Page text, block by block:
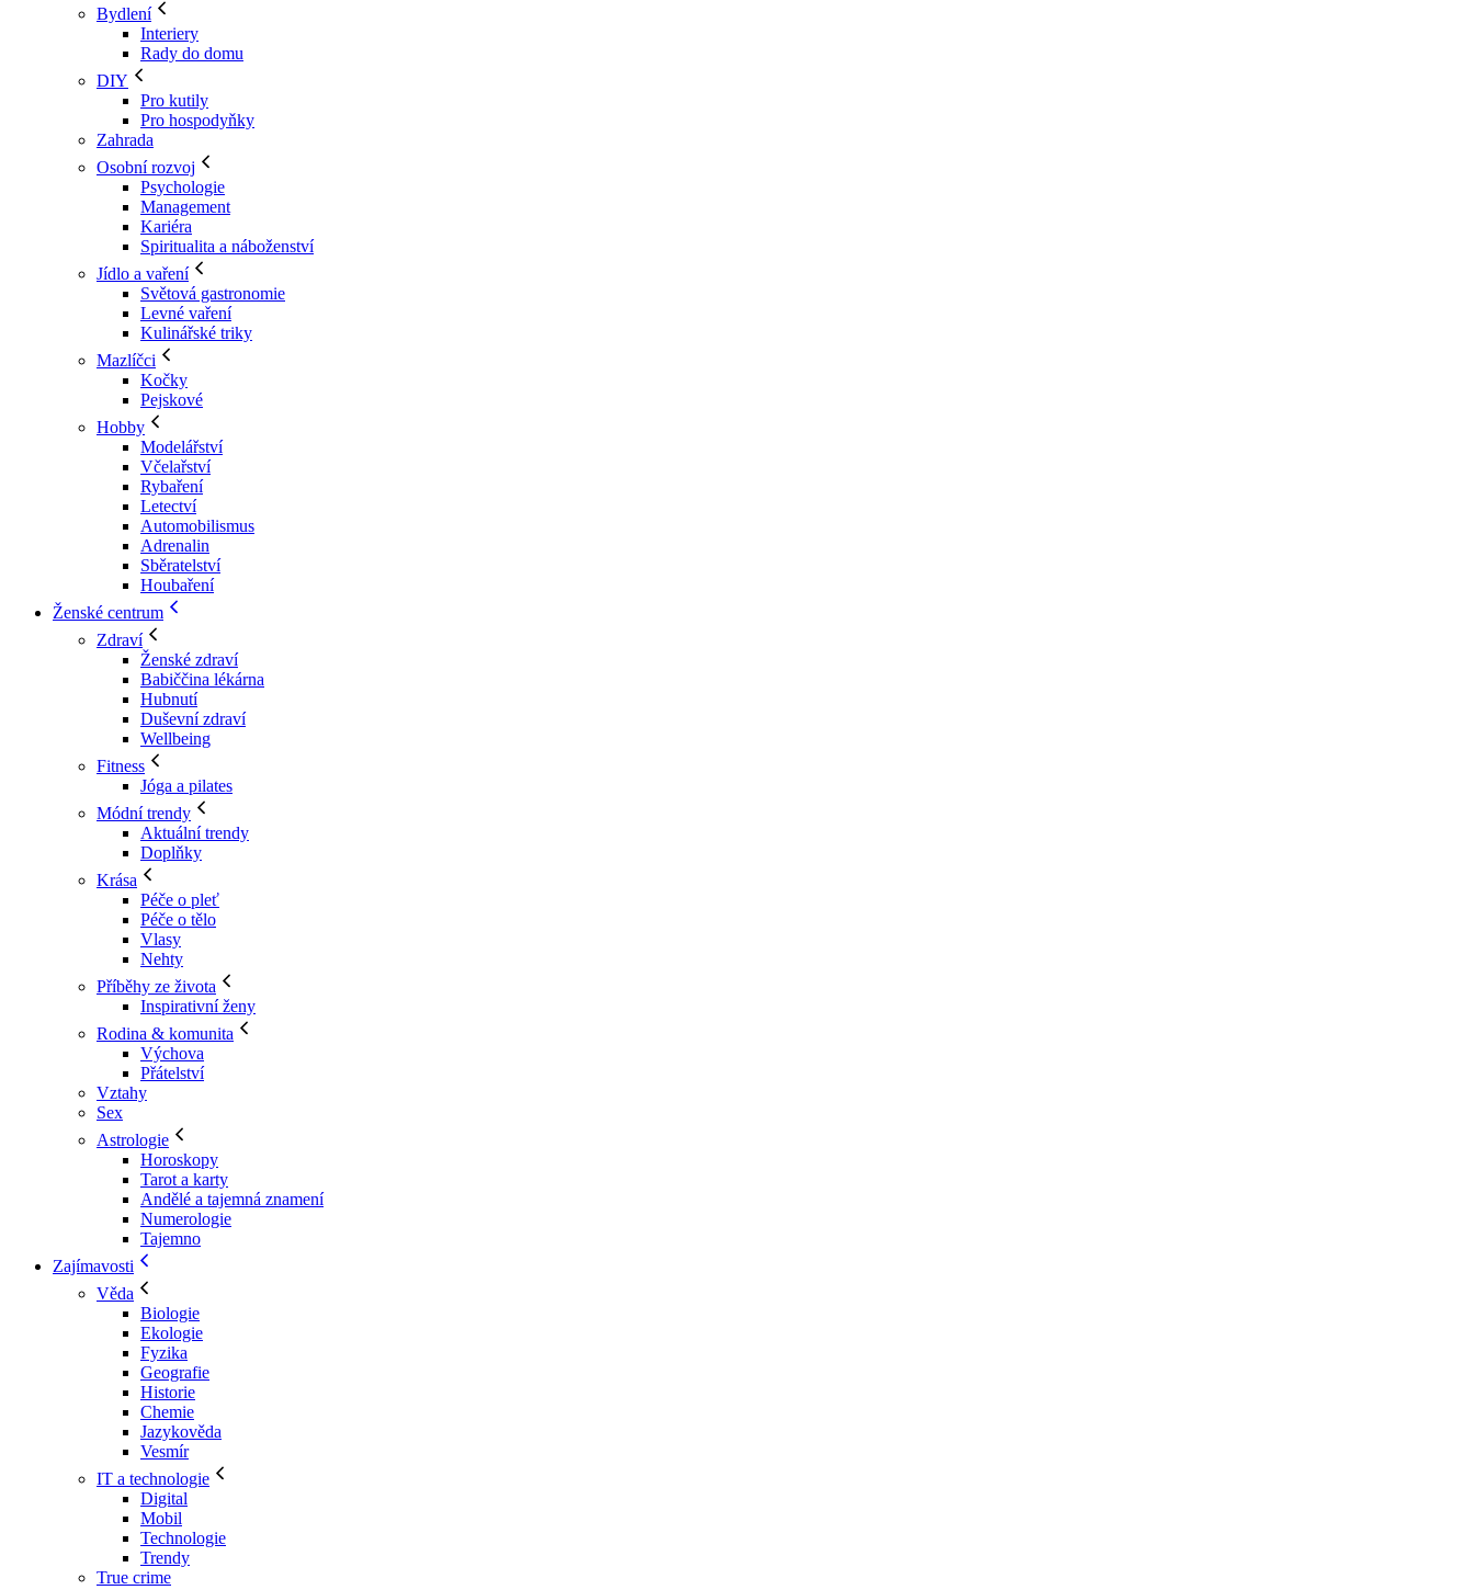
Bydlení
Interiery
Rady do domu
DIY
Pro kutily
Pro hospodyňky
Zahrada
Osobní rozvoj
Psychologie
Management
Kariéra
Spiritualita a náboženství
Jídlo a vaření
Světová gastronomie
Levné vaření
Kulinářské triky
Mazlíčci
Kočky
Pejskové
Hobby
Modelářství
Včelařství
Rybaření
Letectví
Automobilismus
Adrenalin
Sběratelství
Houbaření
Ženské centrum
Zdraví
Ženské zdraví
Babiččina lékárna
Hubnutí
Duševní zdraví
Wellbeing
Fitness
Jóga a pilates
Módní trendy
Aktuální trendy
Doplňky
Krása
Péče o pleť
Péče o tělo
Vlasy
Nehty
Příběhy ze života
Inspirativní ženy
Rodina & komunita
Výchova
Přátelství
Vztahy
Sex
Astrologie
Horoskopy
Tarot a karty
Andělé a tajemná znamení
Numerologie
Tajemno
Zajímavosti
Věda
Biologie
Ekologie
Fyzika
Geografie
Historie
Chemie
Jazykověda
Vesmír
IT a technologie
Digital
Mobil
Technologie
Trendy
True crime